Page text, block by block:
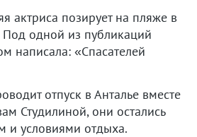
актриса позирует на пляже в
Под одной из публикаций
написала: «Спасателей
отпуск в Анталье вместе
Студилиной, они остались
и условиями отдыха.